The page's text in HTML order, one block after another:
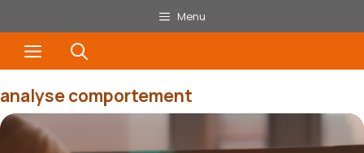
au
contenu
Menu
Menu
analyse comportement